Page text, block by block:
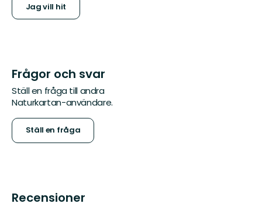
Jag vill hit
Frågor och svar
Ställ en fråga till andra
Naturkartan-användare.
Ställ en fråga
Recensioner